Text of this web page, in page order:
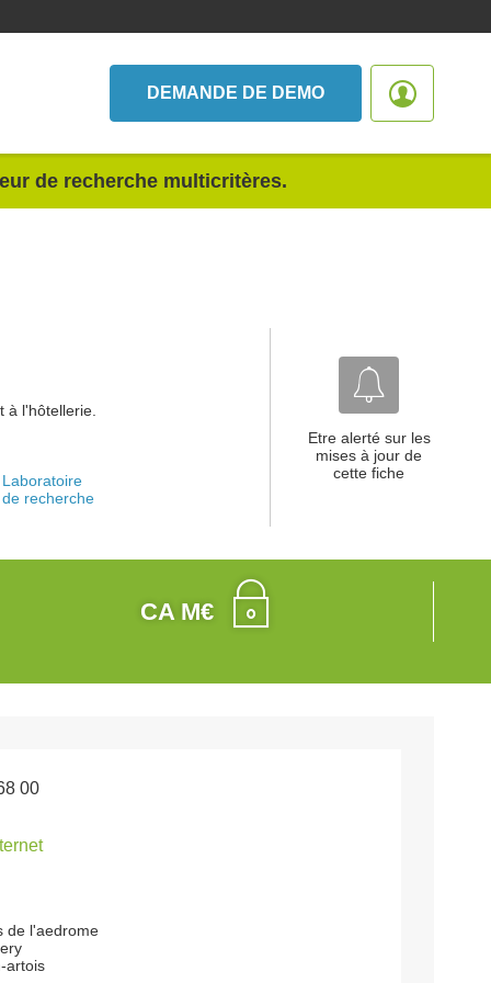
DEMANDE DE DEMO
de recherche multicritères.
à l'hôtellerie.
Laboratoire
de recherche
Etre alerté sur les
mises à jour de
cette fiche
CA M€
00
de l'aedrome
artois